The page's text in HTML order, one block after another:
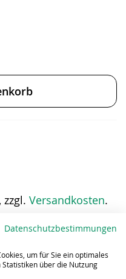
Versandkosten.
Datenschutzbestimmungen
um für Sie ein optimales
über die Nutzung